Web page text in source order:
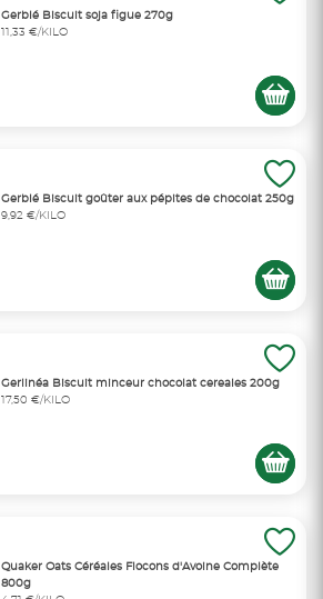
Gerblé Biscuit soja figue 270g
11,33 €/KILO
Gerblé Biscuit goûter aux pépites de chocolat 250g
9,92 €/KILO
Gerlinéa Biscuit minceur chocolat cereales 200g
17,50 €/KILO
Quaker Oats Céréales Flocons d'Avoine Complète
800g